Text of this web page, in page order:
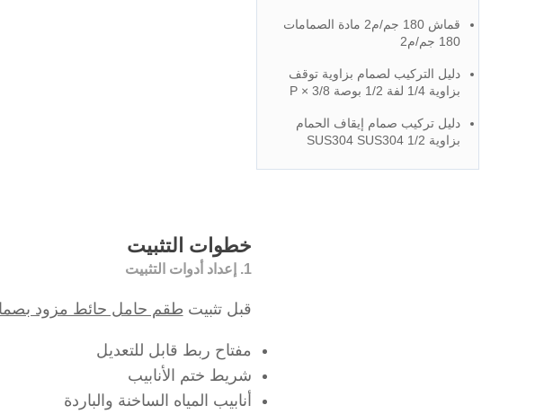
قماش 180 جم/م2 مادة الصمامات
180 جم/م2
دليل التركيب لصمام بزاوية توقف
بزاوية 1/4 لفة 1/2 بوصة P × 3/8
دليل تركيب صمام إيقاف الحمام
بزاوية 1/2 SUS304 SUS304
خطوات التثبيت
1. إعداد أدوات التثبيت
قبل تثبيت طقم حامل حائط مزود بصمام
مفتاح ربط قابل للتعديل
شريط ختم الأنابيب
أنابيب المياه الساخنة والباردة